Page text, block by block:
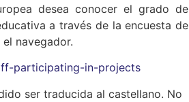
desea conocer el grado de
a través de la encuesta de
navegador.
participating-in-projects
ser traducida al castellano. No